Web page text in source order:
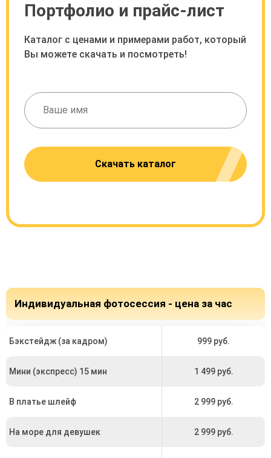
Портфолио и прайс-лист
Каталог с ценами и примерами работ, который
Вы можете скачать и посмотреть!
Скачать каталог
Индивидуальная фотосессия - цена за час
Бэкстейдж (за кадром) 999 руб.
Мини (экспресс) 15 мин 1 499 руб.
В платье шлейф 2 999 руб.
На море для девушек 2 999 руб.